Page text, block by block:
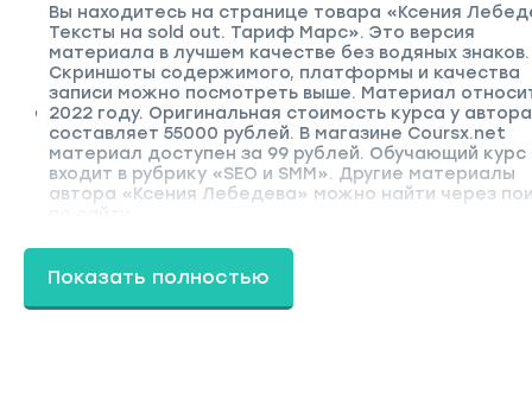
Вы находитесь на странице товара «Ксения
Тексты на sold out. Тариф Марс». Это версия
материала в лучшем качестве без водяных знаков.
Скриншоты содержимого, платформы и качества
записи можно посмотреть выше. Материал
2022 году. Оригинальная стоимость курса у автора
составляет 55000 рублей. В магазине Coursx.net
материал доступен за 99 рублей. Обучающий курс
входит в рубрику «SEO и SMM». Другие материалы
автора «Ксения Лебедева» можно найти через
Показать полностью